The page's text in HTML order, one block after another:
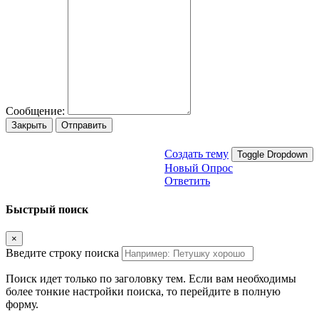
Сообщение:
Закрыть Отправить
Создать тему Toggle Dropdown
Новый Опрос
Ответить
Быстрый поиск
×
Введите строку поиска
Поиск идет только по заголовку тем. Если вам необходимы
более тонкие настройки поиска, то перейдите в полную
форму.